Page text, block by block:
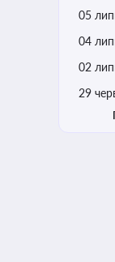
05
04
02
29